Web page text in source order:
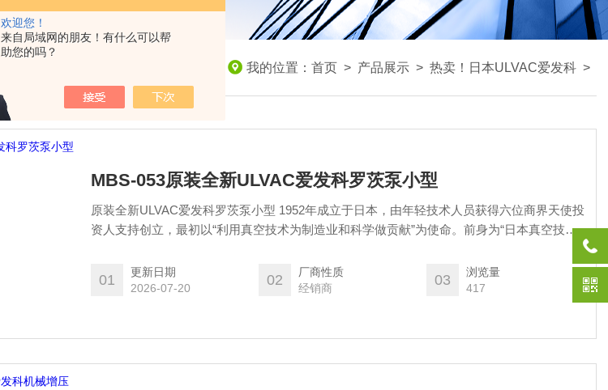
欢迎您！
来自局域网的朋友！有什么可以帮
助您的吗？
我的位置： 首页 > 产品展示 > 热卖！日本ULVAC爱发科 >
MBS-053原装全新ULVAC爱发科罗茨泵小型
原装全新ULVAC爱发科罗茨泵小型 1952年成立于日本，由年轻技术人员获得六位商界天使投
资人支持创立，最初以“利用真空技术为制造业和科学做贡献”为使命‌。前身为“日本真空技术
01
更新日期
2026-07-20
02
厂商性质
经销商
03
浏览量
417